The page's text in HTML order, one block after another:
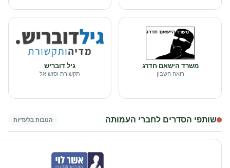
משרד הישאם חדרג
רואה חשבון
גיל דובריש
תקשורת וסושיאל
שותפי הסדרים לחברי העמותה הטבות בלעדיות